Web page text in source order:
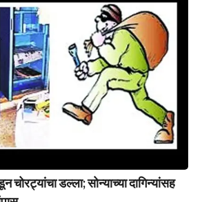
चोरट्यांचा डल्ला; सोन्याच्या दागिन्यांसह